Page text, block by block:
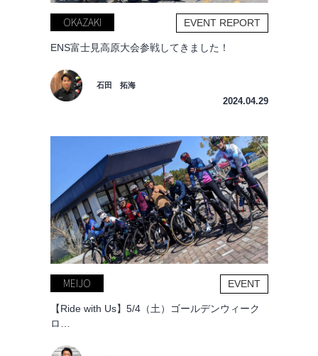
OKAZAKI EVENT REPORT
ENS富士見高原大会参戦してきました！
石田 拓海
2024.04.29
MEIJO EVENT
【Ride with Us】5/4（土）ゴールデンウィーク
ロ…